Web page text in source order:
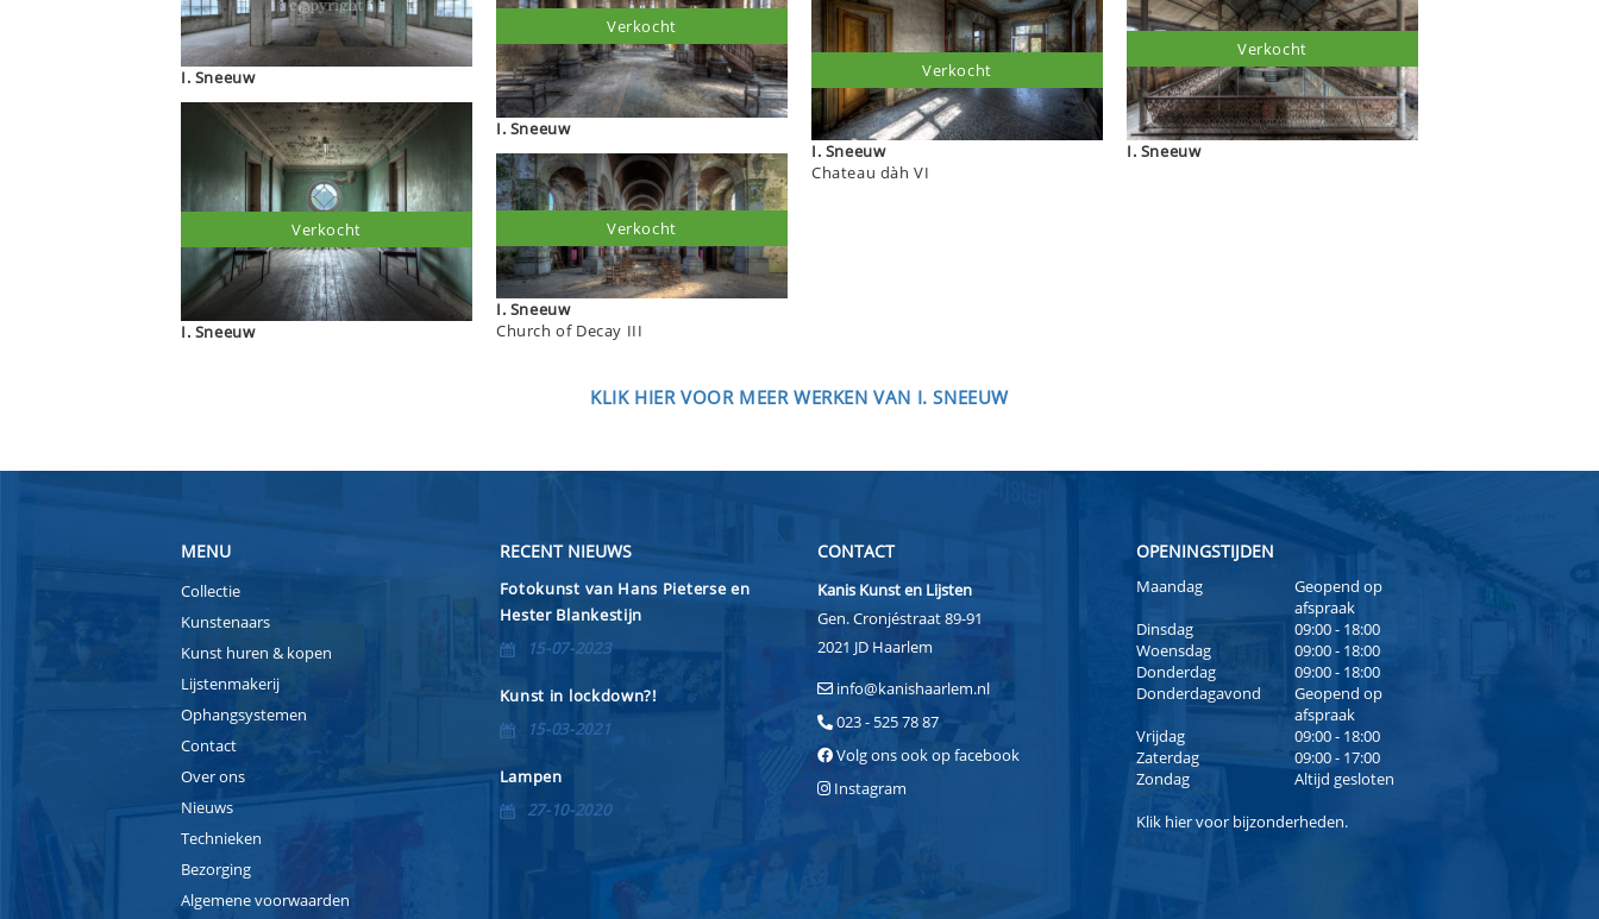
I. Sneeuw
I. Sneeuw
Verkocht
I. Sneeuw
Verkocht
I. Sneeuw
Church of Decay III
Verkocht
I. Sneeuw
Chateau dàh VI
Verkocht
I. Sneeuw
Verkocht
KLIK HIER VOOR MEER WERKEN VAN I. SNEEUW
MENU
Collectie
Kunstenaars
Kunst huren & kopen
Lijstenmakerij
Ophangsystemen
Contact
Over ons
Nieuws
Technieken
Bezorging
Algemene voorwaarden
RECENT NIEUWS
Fotokunst van Hans Pieterse en
Hester Blankestijn
15-07-2023
Kunst in lockdown?!
15-03-2021
Lampen
27-10-2020
CONTACT
Kanis Kunst en Lijsten
Gen. Cronjéstraat 89-91
2021 JD Haarlem
info@kanishaarlem.nl
023 - 525 78 87
Volg ons ook op facebook
Instagram
OPENINGSTIJDEN
Maandag
Geopend op
afspraak
Dinsdag
09:00 - 18:00
Woensdag
09:00 - 18:00
Donderdag
09:00 - 18:00
Donderdagavond
Geopend op
afspraak
Vrijdag
09:00 - 18:00
Zaterdag
09:00 - 17:00
Zondag
Altijd gesloten
Klik hiervoor bijzonderheden.